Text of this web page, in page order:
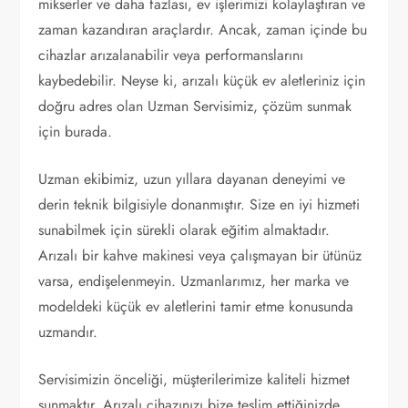
zaman kazandıran araçlardır. Ancak, zaman içinde bu
cihazlar arızalanabilir veya performanslarını
kaybedebilir. Neyse ki, arızalı küçük ev aletleriniz için
doğru adres olan Uzman Servisimiz, çözüm sunmak
için burada.
Uzman ekibimiz, uzun yıllara dayanan deneyimi ve
derin teknik bilgisiyle donanmıştır. Size en iyi hizmeti
sunabilmek için sürekli olarak eğitim almaktadır.
Arızalı bir kahve makinesi veya çalışmayan bir ütünüz
varsa, endişelenmeyin. Uzmanlarımız, her marka ve
modeldeki küçük ev aletlerini tamir etme konusunda
uzmandır.
Servisimizin önceliği, müşterilerimize kaliteli hizmet